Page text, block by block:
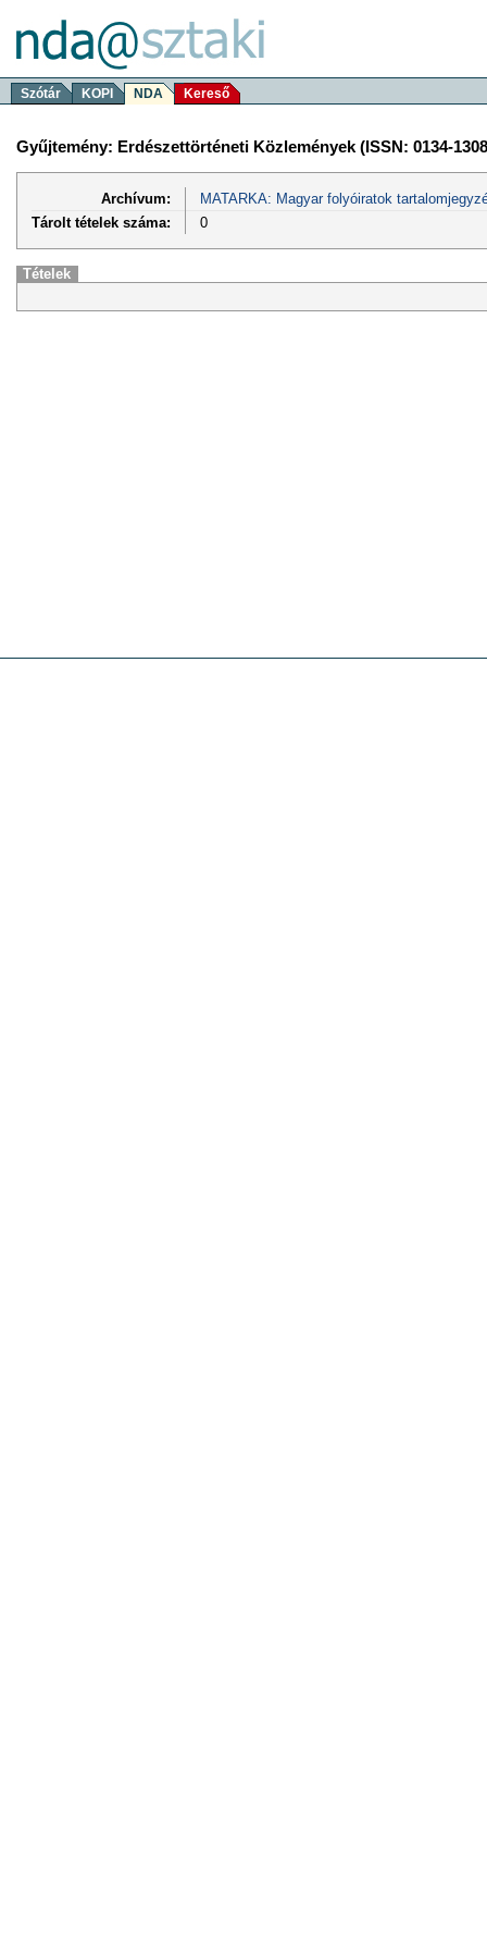
Szótár KOPI NDA Kereső
Gyűjtemény: Erdészettörténeti Közlemények (ISSN: 0134-
Archívum:
MATARKA: Magyar folyóiratok
Tárolt tételek száma:
0
Tételek